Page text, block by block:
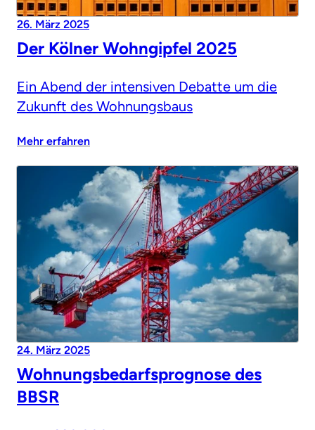
26. März 2025
Der Kölner Wohngipfel 2025
Ein Abend der intensiven Debatte um die
Zukunft des Wohnungsbaus
Mehr erfahren
24. März 2025
Wohnungsbedarfsprognose des
BBSR